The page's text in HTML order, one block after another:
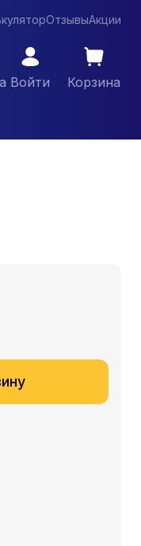
ОтзывыАкции
Войти Корзина